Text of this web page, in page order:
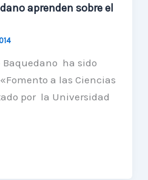
aprenden sobre el
Baquedano ha sido
a las Ciencias
por la Universidad